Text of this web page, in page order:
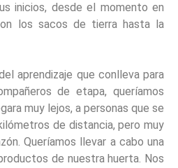
inicios, desde el momento en
los sacos de tierra hasta la
aprendizaje que conlleva para
de etapa, queríamos
muy lejos, a personas que se
de distancia, pero muy
Queríamos llevar a cabo una
de nuestra huerta. Nos